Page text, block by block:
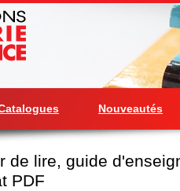
Nouveautés
de lire, guide
PDF